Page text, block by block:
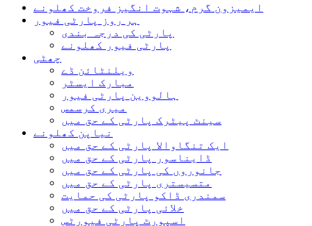
ایمیزون گرم، شہوت انگیز فروخت کھلونے
ہر روز پارٹی فیور
پارٹی کی درجہ بندی
پارٹی فیور کھلونے
چھٹی
ویلنٹائن ڈے
مبارک ایسٹر
ہالووین پارٹی فیور
میری کرسمس
سینٹ پیٹرک پارٹی کے حق میں
نیاپن کھلونے
ایک تنگاوالا پارٹی کے حق میں
ڈایناسور پارٹی کے حق میں
جانوروں کی پارٹی کے حق میں
متسیستری پارٹی کے حق میں
سمندری ڈاکو پارٹی کی حمایت
خلائی پارٹی کے حق میں
اسپورٹ پارٹی فیورٹس